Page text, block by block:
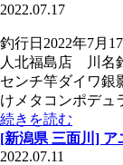
2022.07.17
釣行日2022年7月
人北福島店 川名
センチ竿ダイワ銀
けメタコンポデュ
続きを読む
[新潟県 三面川] ア
2022.07.11